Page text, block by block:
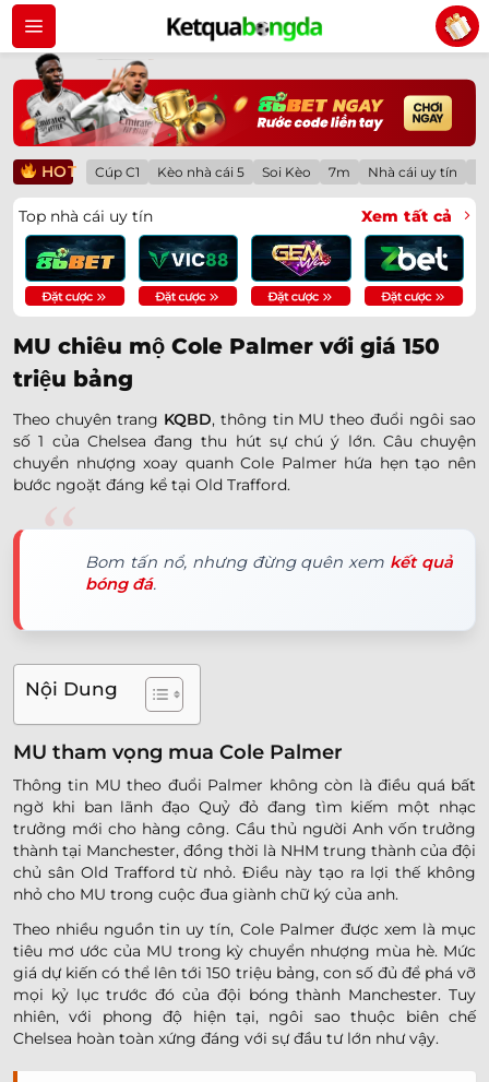
Bỏ
qua
dung
HOT Cúp C1 Kèo nhà cái 5 Soi Kèo 7m Nhà cái uy tín
Top nhà cái uy tín Xem tất cả
MU chiêu mộ Cole Palmer với giá 150
triệu bảng
Theo chuyên trang KQBD, thông tin MU theo đuổi ngôi sao
số 1 của Chelsea đang thu hút sự chú ý lớn. Câu chuyện
chuyển nhượng xoay quanh Cole Palmer hứa hẹn tạo nên
bước ngoặt đáng kể tại Old Trafford.
Bom tấn nổ, nhưng đừng quên xem kết quả
bóng đá.
Nội Dung
MU tham vọng mua Cole Palmer
Thông tin MU theo đuổi Palmer không còn là điều quá bất
ngờ khi ban lãnh đạo Quỷ đỏ đang tìm kiếm một nhạc
trưởng mới cho hàng công. Cầu thủ người Anh vốn trưởng
thành tại Manchester, đồng thời là NHM trung thành của đội
chủ sân Old Trafford từ nhỏ. Điều này tạo ra lợi thế không
nhỏ cho MU trong cuộc đua giành chữ ký của anh.
Theo nhiều nguồn tin uy tín, Cole Palmer được xem là mục
tiêu mơ ước của MU trong kỳ chuyển nhượng mùa hè. Mức
giá dự kiến có thể lên tới 150 triệu bảng, con số đủ để phá vỡ
mọi kỷ lục trước đó của đội bóng thành Manchester. Tuy
nhiên, với phong độ hiện tại, ngôi sao thuộc biên chế
Chelsea hoàn toàn xứng đáng với sự đầu tư lớn như vậy.